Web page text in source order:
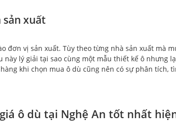
sản xuất
đơn vị sản xuất. Tùy theo từng nhà sản xuất mà
lý giải tại sao cùng một mẫu thiết kế ô nhưng
khi chọn mua ô dù cũng nên có sự phân tích,
ô dù tại Nghệ An tốt nhất